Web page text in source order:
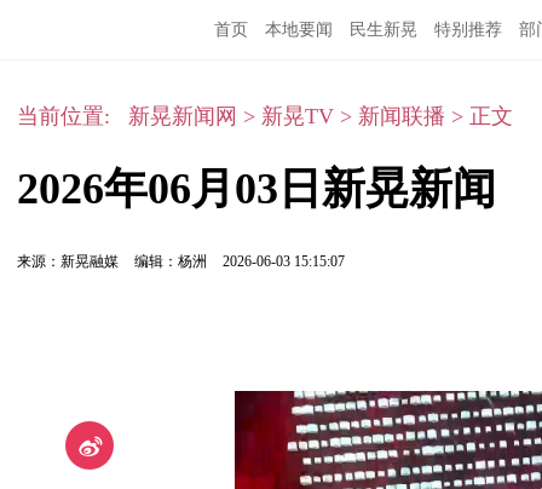
首页 本地要闻 民生新晃 特别推荐 部
当前位置: 新晃新闻网 > 新晃TV > 新闻联播 > 正文
2026年06月03日新晃新闻
来源：新晃融媒 编辑：杨洲 2026-06-03 15:15:07